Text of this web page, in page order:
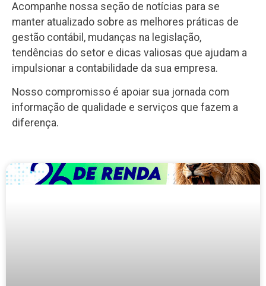
Acompanhe nossa seção de notícias para se
manter atualizado sobre as melhores práticas de
gestão contábil, mudanças na legislação,
tendências do setor e dicas valiosas que ajudam a
impulsionar a contabilidade da sua empresa.
Nosso compromisso é apoiar sua jornada com
informação de qualidade e serviços que fazem a
diferença.